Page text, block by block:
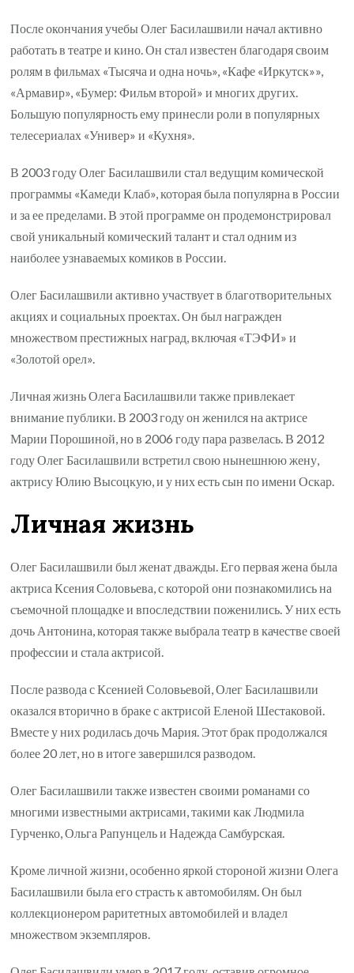
После окончания учебы Олег Басилашвили начал активно
работать в театре и кино. Он стал известен благодаря своим
ролям в фильмах «Тысяча и одна ночь», «Кафе «Иркутск»»,
«Армавир», «Бумер: Фильм второй» и многих других.
Большую популярность ему принесли роли в популярных
телесериалах «Универ» и «Кухня».
В 2003 году Олег Басилашвили стал ведущим комической
программы «Камеди Клаб», которая была популярна в России
и за ее пределами. В этой программе он продемонстрировал
свой уникальный комический талант и стал одним из
наиболее узнаваемых комиков в России.
Олег Басилашвили активно участвует в благотворительных
акциях и социальных проектах. Он был награжден
множеством престижных наград, включая «ТЭФИ» и
«Золотой орел».
Личная жизнь Олега Басилашвили также привлекает
внимание публики. В 2003 году он женился на актрисе
Марии Порошиной, но в 2006 году пара развелась. В 2012
году Олег Басилашвили встретил свою нынешнюю жену,
актрису Юлию Высоцкую, и у них есть сын по имени Оскар.
Личная жизнь
Олег Басилашвили был женат дважды. Его первая жена была
актриса Ксения Соловьева, с которой они познакомились на
съемочной площадке и впоследствии поженились. У них есть
дочь Антонина, которая также выбрала театр в качестве своей
профессии и стала актрисой.
После развода с Ксенией Соловьевой, Олег Басилашвили
оказался вторично в браке с актрисой Еленой Шестаковой.
Вместе у них родилась дочь Мария. Этот брак продолжался
более 20 лет, но в итоге завершился разводом.
Олег Басилашвили также известен своими романами со
многими известными актрисами, такими как Людмила
Гурченко, Ольга Рапунцель и Надежда Самбурская.
Кроме личной жизни, особенно яркой стороной жизни Олега
Басилашвили была его страсть к автомобилям. Он был
коллекционером раритетных автомобилей и владел
множеством экземпляров.